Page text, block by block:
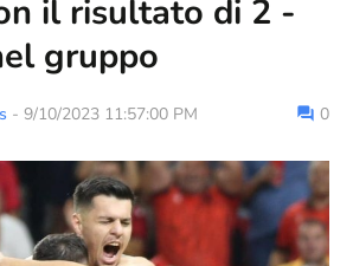
il risultato di 2 -
gruppo
- 9/10/2023 11:57:00 PM 0